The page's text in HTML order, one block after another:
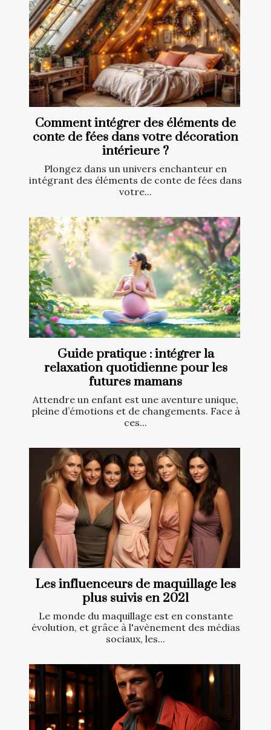
Comment intégrer des éléments de
conte de fées dans votre décoration
intérieure ?
Plongez dans un univers enchanteur en
intégrant des éléments de conte de fées dans
votre...
Guide pratique : intégrer la
relaxation quotidienne pour les
futures mamans
Attendre un enfant est une aventure unique,
pleine d’émotions et de changements. Face à
ces...
Les influenceurs de maquillage les
plus suivis en 2021
Le monde du maquillage est en constante
évolution, et grâce à l'avènement des médias
sociaux, les...